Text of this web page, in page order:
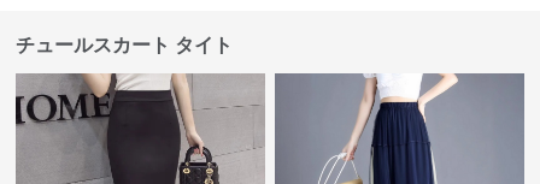
チュールスカート タイト